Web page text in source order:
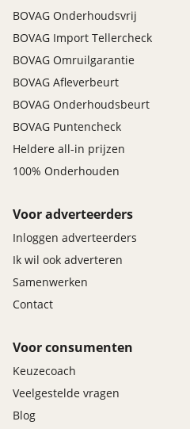
BOVAG Onderhoudsvrij
BOVAG Import Tellercheck
BOVAG Omruilgarantie
BOVAG Afleverbeurt
BOVAG Onderhoudsbeurt
BOVAG Puntencheck
Heldere all-in prijzen
100% Onderhouden
Voor adverteerders
Inloggen adverteerders
Ik wil ook adverteren
Samenwerken
Contact
Voor consumenten
Keuzecoach
Veelgestelde vragen
Blog